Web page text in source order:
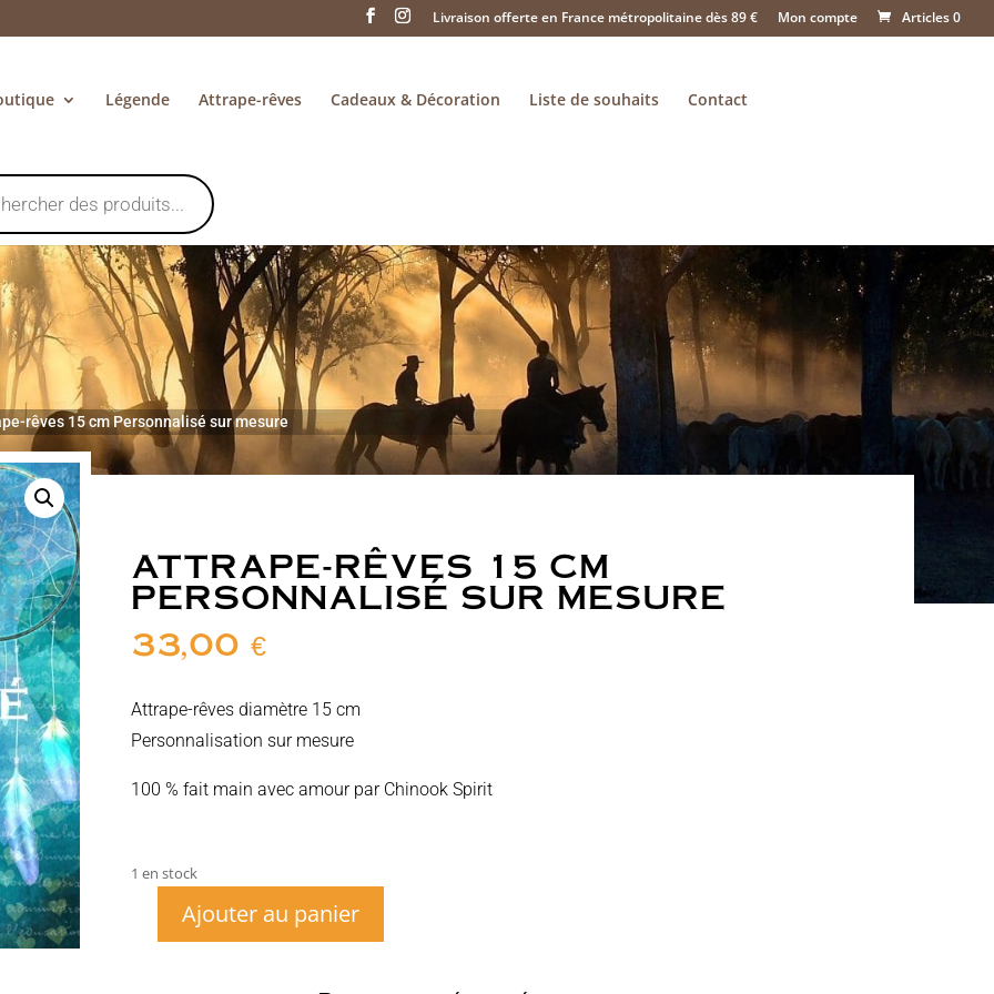
Livraison offerte en France métropolitaine dès 89 € Mon compte Articles 0
Légende Attrape-rêves Cadeaux & Décoration Liste de souhaits Contact
rêves 15 cm Personnalisé sur mesure
ATTRAPE-RÊVES 15 CM
PERSONNALISÉ SUR MESURE
33,00€
Attrape-rêves diamètre 15 cm
Personnalisation sur mesure
100 % fait main avec amour par Chinook Spirit
1 en stock
quantitéAjouter au panier